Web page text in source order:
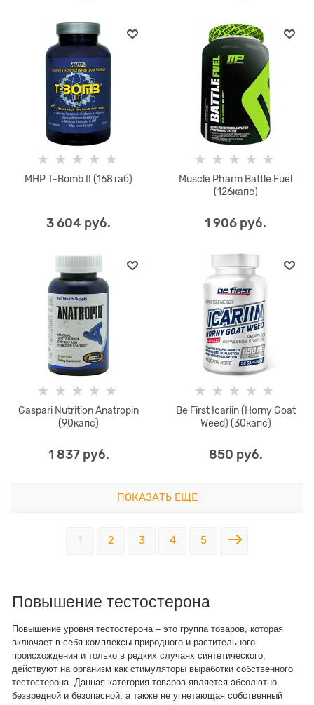
MHP T-Bomb II (168таб)
3 604 руб.
Muscle Pharm Battle Fuel
(126капс)
1 906 руб.
Gaspari Nutrition Anatropin
(90капс)
1 837 руб.
Be First Icariin (Horny Goat
Weed) (30капс)
850 руб.
ПОКАЗАТЬ ЕЩЕ
1 2 3 4 5
Повышение тестостерона
Повышение уровня тестостерона – это группа товаров, которая
включает в себя комплексы природного и растительного
происхождения и только в редких случаях синтетического,
действуют на организм как стимуляторы выработки собственного
тестостерона. Данная категория товаров является абсолютно
безвредной и безопасной, а также не угнетающая собственный